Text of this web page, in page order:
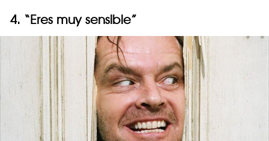
4. “Eres muy sensible”